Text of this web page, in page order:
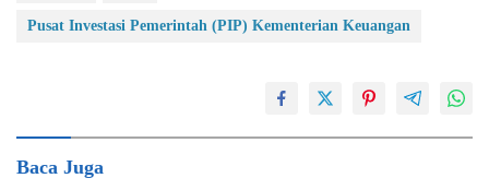
Pusat Investasi Pemerintah (PIP) Kementerian Keuangan
Baca Juga